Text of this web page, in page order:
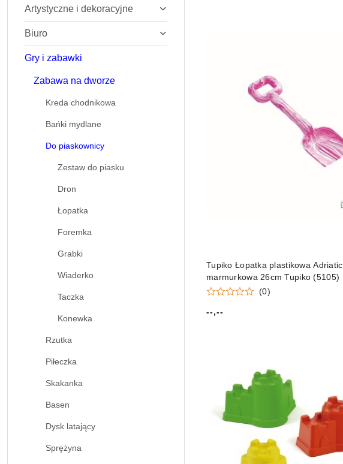
Artystyczne i dekoracyjne
Biuro
Gry i zabawki
Zabawa na dworze
Kreda chodnikowa
Bańki mydlane
Do piaskownicy
Zestaw do piasku
Dron
Łopatka
Foremka
Grabki
Wiaderko
Taczka
Konewka
Rzutka
Piłeczka
Skakanka
Basen
Dysk latający
Sprężyna
Tupiko Łopatka plastikowa Adriatic
marmurkowa 26cm Tupiko (5105)
(0)
Cena:
--,--